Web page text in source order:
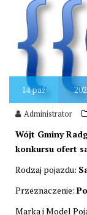
14paź
Administrator
Wójt Gminy
konkursu ofert
Rodzaj pojazdu:
Przeznaczenie:
Marka i Model